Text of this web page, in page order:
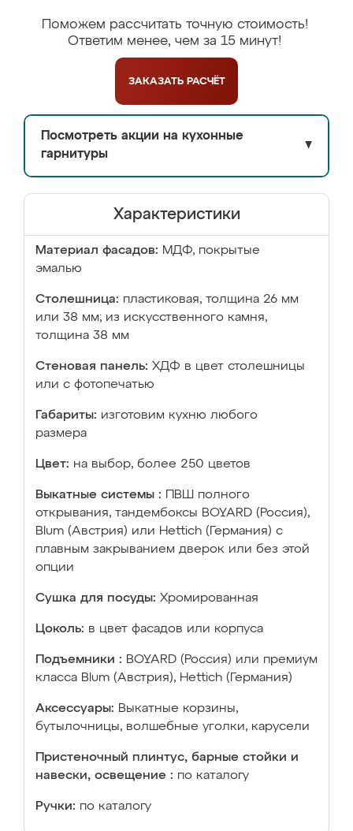
Поможем рассчитать точную стоимость!
Ответим менее, чем за 15 минут!
ЗАКАЗАТЬ РАСЧЁТ
Посмотреть акции на кухонные
гарнитуры
▼
Характеристики
Материал фасадов: МДФ, покрытые
эмалью
Столешница: пластиковая, толщина 26 мм
или 38 мм; из искусственного камня,
толщина 38 мм
Стеновая панель: ХДФ в цвет столешницы
или с фотопечатью
Габариты: изготовим кухню любого
размера
Цвет: на выбор, более 250 цветов
Выкатные системы :
ПВШ полного
открывания, тандембоксы BOYARD (Россия),
Blum (Австрия) или Hettich (Германия) с
плавным закрыванием дверок или без этой
опции
Сушка для посуды: Хромированная
Цоколь: в цвет фасадов или корпуса
Подъемники : BOYARD (Россия) или премиум
класса Blum (Австрия), Hettich (Германия)
Аксессуары: Выкатные корзины,
бутылочницы, волшебные уголки, карусели
Пристеночный плинтус, барные стойки и
навески, освещение : по каталогу
Ручки: по каталогу